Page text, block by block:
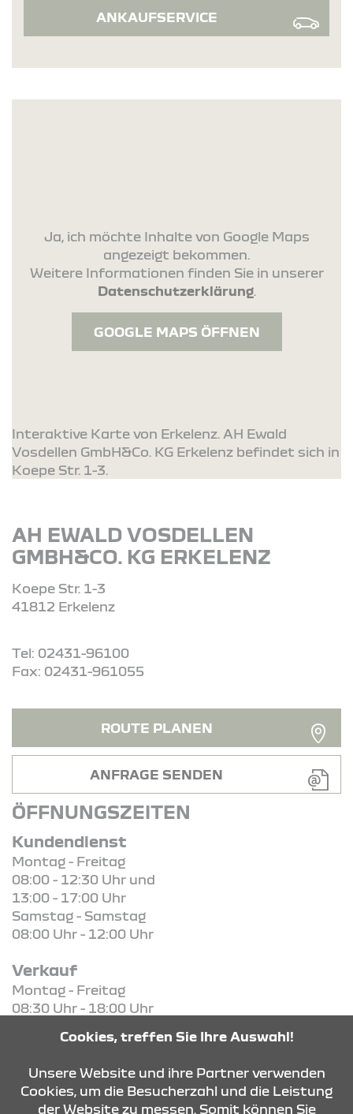
ANKAUFSERVICE
Ja, ich möchte Inhalte von Google Maps
angezeigt bekommen.
Weitere Informationen finden Sie in unserer
Datenschutzerklärung.
GOOGLE MAPS ÖFFNEN
Interaktive Karte von Erkelenz. AH Ewald
Vosdellen GmbH&Co. KG Erkelenz befindet sich in
Koepe Str. 1-3.
AH EWALD VOSDELLEN
GMBH&CO. KG ERKELENZ
Koepe Str. 1-3
41812 Erkelenz
Tel: 02431-96100
Fax: 02431-961055
ROUTE PLANEN
ANFRAGE SENDEN
ÖFFNUNGSZEITEN
Kundendienst
Montag - Freitag
08:00 - 12:30 Uhr und
13:00 - 17:00 Uhr
Samstag - Samstag
08:00 Uhr - 12:00 Uhr
Verkauf
Montag - Freitag
08:30 Uhr - 18:00 Uhr
08:30 Uhr - 13:00 Uhr
Cookies, treffen Sie Ihre Auswahl!
Unsere Website und ihre Partner verwenden
Cookies, um die Besucherzahl und die Leistung
der Website zu messen. Somit können Sie